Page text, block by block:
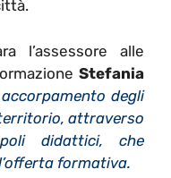
l’assessore alle
Stefania
degli
attraverso
didattici, che
formativa.